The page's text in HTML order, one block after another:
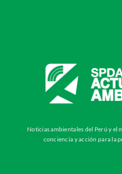
Noticias ambientales del Perú y el
conciencia y acción para la